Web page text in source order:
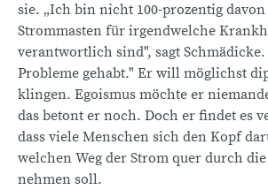
sie. „Ich bin nicht 100-prozentig davon
Strommasten für irgendwelche
verantwortlich sind", sagt
Probleme gehabt." Er will möglichst
klingen. Egoismus möchte er
das betont er noch. Doch er findet es
dass viele Menschen sich den Kopf
welchen Weg der Strom quer durch
nehmen soll.